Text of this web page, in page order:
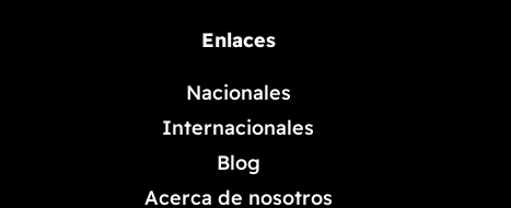
Enlaces
Nacionales
Internacionales
Blog
Acerca de nosotros